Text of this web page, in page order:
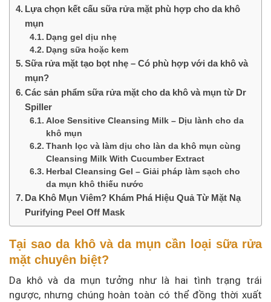
Lựa chọn kết cấu sữa rửa mặt phù hợp cho da khô
mụn
Dạng gel dịu nhẹ
Dạng sữa hoặc kem
Sữa rửa mặt tạo bọt nhẹ – Có phù hợp với da khô và
mụn?
Các sản phẩm sữa rửa mặt cho da khô và mụn từ Dr
Spiller
Aloe Sensitive Cleansing Milk – Dịu lành cho da
khô mụn
Thanh lọc và làm dịu cho làn da khô mụn cùng
Cleansing Milk With Cucumber Extract
Herbal Cleansing Gel – Giải pháp làm sạch cho
da mụn khô thiếu nước
Da Khô Mụn Viêm? Khám Phá Hiệu Quả Từ Mặt Nạ
Purifying Peel Off Mask
Tại sao da khô và da mụn cần loại sữa rửa
mặt chuyên biệt?
Da khô và da mụn tưởng như là hai tình trạng trái
ngược, nhưng chúng hoàn toàn có thể đồng thời xuất